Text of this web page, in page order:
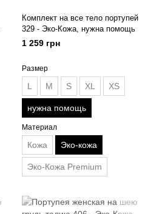
Комплект на все тело портупей
329 - Эко-Кожа, нужна помощь
1 259 грн
Размер
L M S XL XS
нужна помощь
Материал
Кожа Эко-кожа
Эко-Кожа Premium